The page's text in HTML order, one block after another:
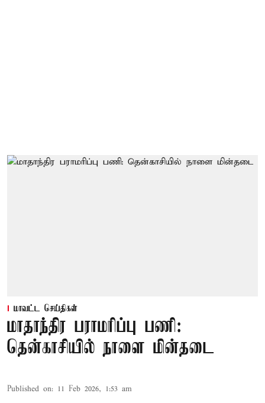
மாவட்ட செய்திகள்
மாதாந்திர பராமரிப்பு பணி:
தென்காசியில் நாளை மின்தடை
Published on: 11 Feb 2026, 1:53 am